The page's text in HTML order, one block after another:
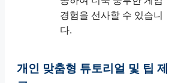
경험을 선사할 수 있습니
다.
개인 맞춤형 튜토리얼 및 팁 제